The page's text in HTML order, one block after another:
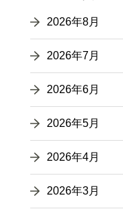
2026年8月
2026年7月
2026年6月
2026年5月
2026年4月
2026年3月